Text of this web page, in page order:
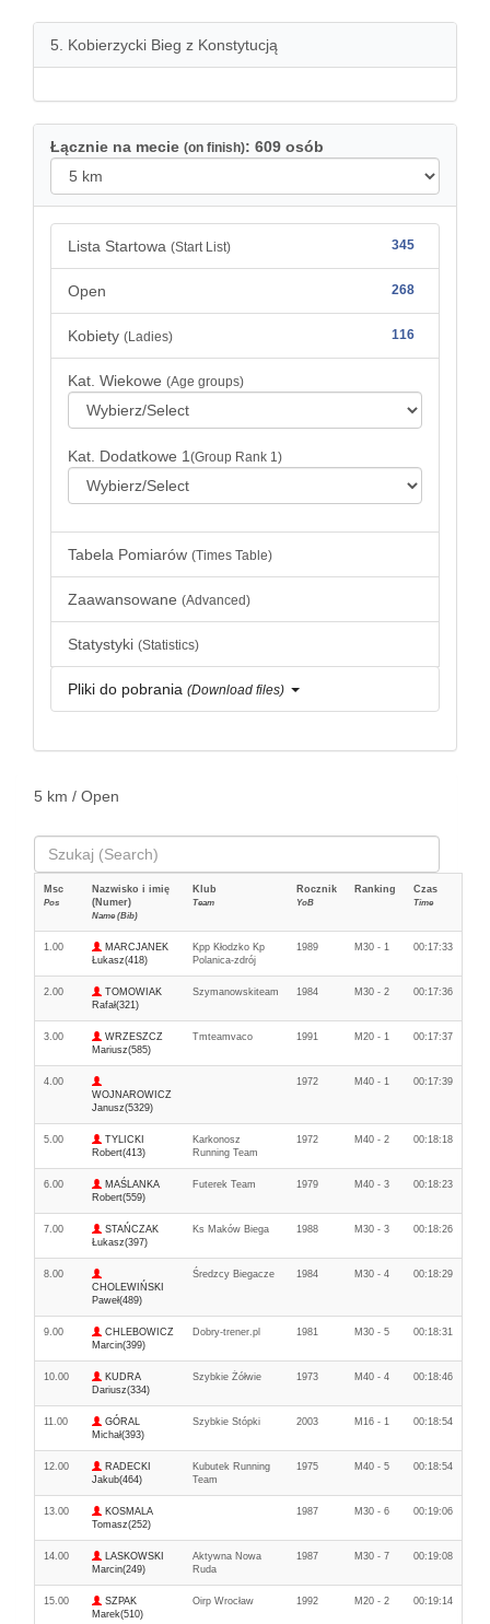
5. Kobierzycki Bieg z Konstytucją
Łącznie na mecie (on finish): 609 osób
Lista Startowa (Start List) 345
Open 268
Kobiety (Ladies) 116
Kat. Wiekowe (Age groups)
Kat. Dodatkowe 1 (Group Rank 1)
Tabela Pomiarów (Times Table)
Zaawansowane (Advanced)
Statystyki (Statistics)
Pliki do pobrania (Download files)
5 km / Open
Msc
Pos
Nazwisko i imię
(Numer)
Name (Bib)
Klub
Team
Rocznik
YoB
Ranking Czas
Time
1.00
MARCJANEK
Łukasz(418)
Kpp Kłodzko Kp
Polanica-zdrój
1989 M30 - 1 00:17:33
2.00
TOMOWIAK
Rafał(321)
Szymanowskiteam 1984 M30 - 2 00:17:36
3.00
WRZESZCZ
Mariusz(585)
Tmteamvaco 1991 M20 - 1 00:17:37
4.00
WOJNAROWICZ
Janusz(5329)
1972 M40 - 1 00:17:39
5.00
TYLICKI
Robert(413)
Karkonosz
Running Team
1972 M40 - 2 00:18:18
6.00
MAŚLANKA
Robert(559)
Futerek Team 1979 M40 - 3 00:18:23
7.00
STAŃCZAK
Łukasz(397)
Ks Maków Biega 1988 M30 - 3 00:18:26
8.00
CHOLEWIŃSKI
Paweł(489)
Średzcy Biegacze 1984 M30 - 4 00:18:29
9.00
CHLEBOWICZ
Marcin(399)
Dobry-trener.pl 1981 M30 - 5 00:18:31
10.00
KUDRA
Dariusz(334)
Szybkie Żółwie 1973 M40 - 4 00:18:46
11.00
GÓRAL
Michał(393)
Szybkie Stópki 2003 M16 - 1 00:18:54
12.00
RADECKI
Jakub(464)
Kubutek Running
Team
1975 M40 - 5 00:18:54
13.00
KOSMALA
Tomasz(252)
1987 M30 - 6 00:19:06
14.00
LASKOWSKI
Marcin(249)
Aktywna Nowa
Ruda
1987 M30 - 7 00:19:08
15.00
SZPAK
Marek(510)
Oirp Wrocław 1992 M20 - 2 00:19:14